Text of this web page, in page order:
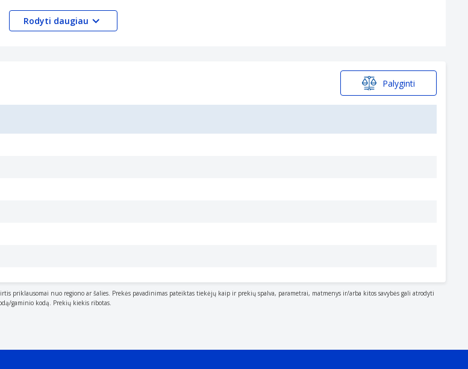
Rodyti daugiau
Palyginti
nuo regiono ar šalies. Prekės pavadinimas pateiktas tiekėjų kaip ir prekių spalva, parametrai, matmenys ir/arba kitos savybės gali atrodyti
gaminio kodą. Prekių kiekis ribotas.